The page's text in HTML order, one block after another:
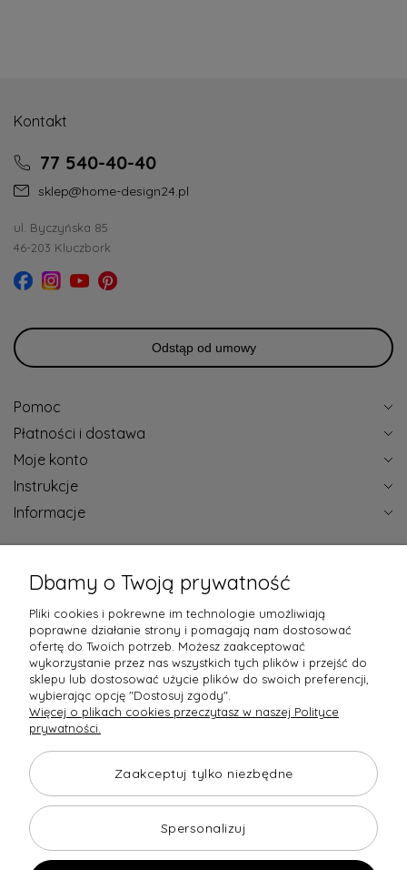
Kontakt
77 540-40-40
sklep@home-design24.pl
ul. Byczyńska 85
46-203 Kluczbork
Odstąp od umowy
Pomoc
Płatności i dostawa
Moje konto
Instrukcje
Informacje
Raty obsługują
Towary dostarczają Opinie
Dbamy o Twoją prywatność
Pliki cookies i pokrewne im technologie umożliwiają
poprawne działanie strony i pomagają nam dostosować
ofertę do Twoich potrzeb. Możesz zaakceptować
wykorzystanie przez nas wszystkich tych plików i przejść do
sklepu lub dostosować użycie plików do swoich preferencji,
wybierając opcję "Dostosuj zgody".
Więcej o plikach cookies przeczytasz w naszej Polityce
prywatności.
Zaakceptuj tylko niezbędne
Spersonalizuj